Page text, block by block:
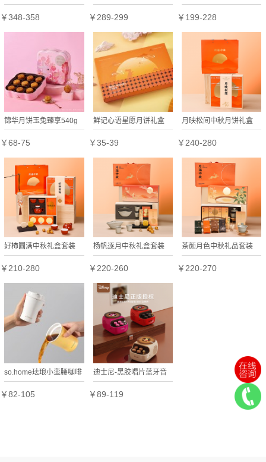
商务礼盒款多种口味广式
台式中秋过节送礼
￥348-358 600g礼盒商务送礼探亲
伴手礼企业福利
￥289-299 600g厚乳芝士生椰拿铁
黑巧榛子多味流心月饼
￥199-228
锦华月饼玉兔臻享540g
铁盒装中秋送礼公司团购
￥68-75
鲜记心语星愿月饼礼盒
480g
￥35-39
月映松间中秋月饼礼盒
￥240-280
好柿圆满中秋礼盒套装
￥210-280
杨帆逐月中秋礼盒套装
￥220-260
茶颜月色中秋礼品套装
￥220-270
so.home珐琅小蛮腰咖啡
果饮杯珐琅暖手杯
￥82-105
迪士尼-黑胶唱片蓝牙音
箱J
￥89-119